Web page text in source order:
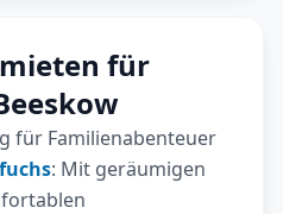
für
für Familienabenteuer
: Mit geräumigen